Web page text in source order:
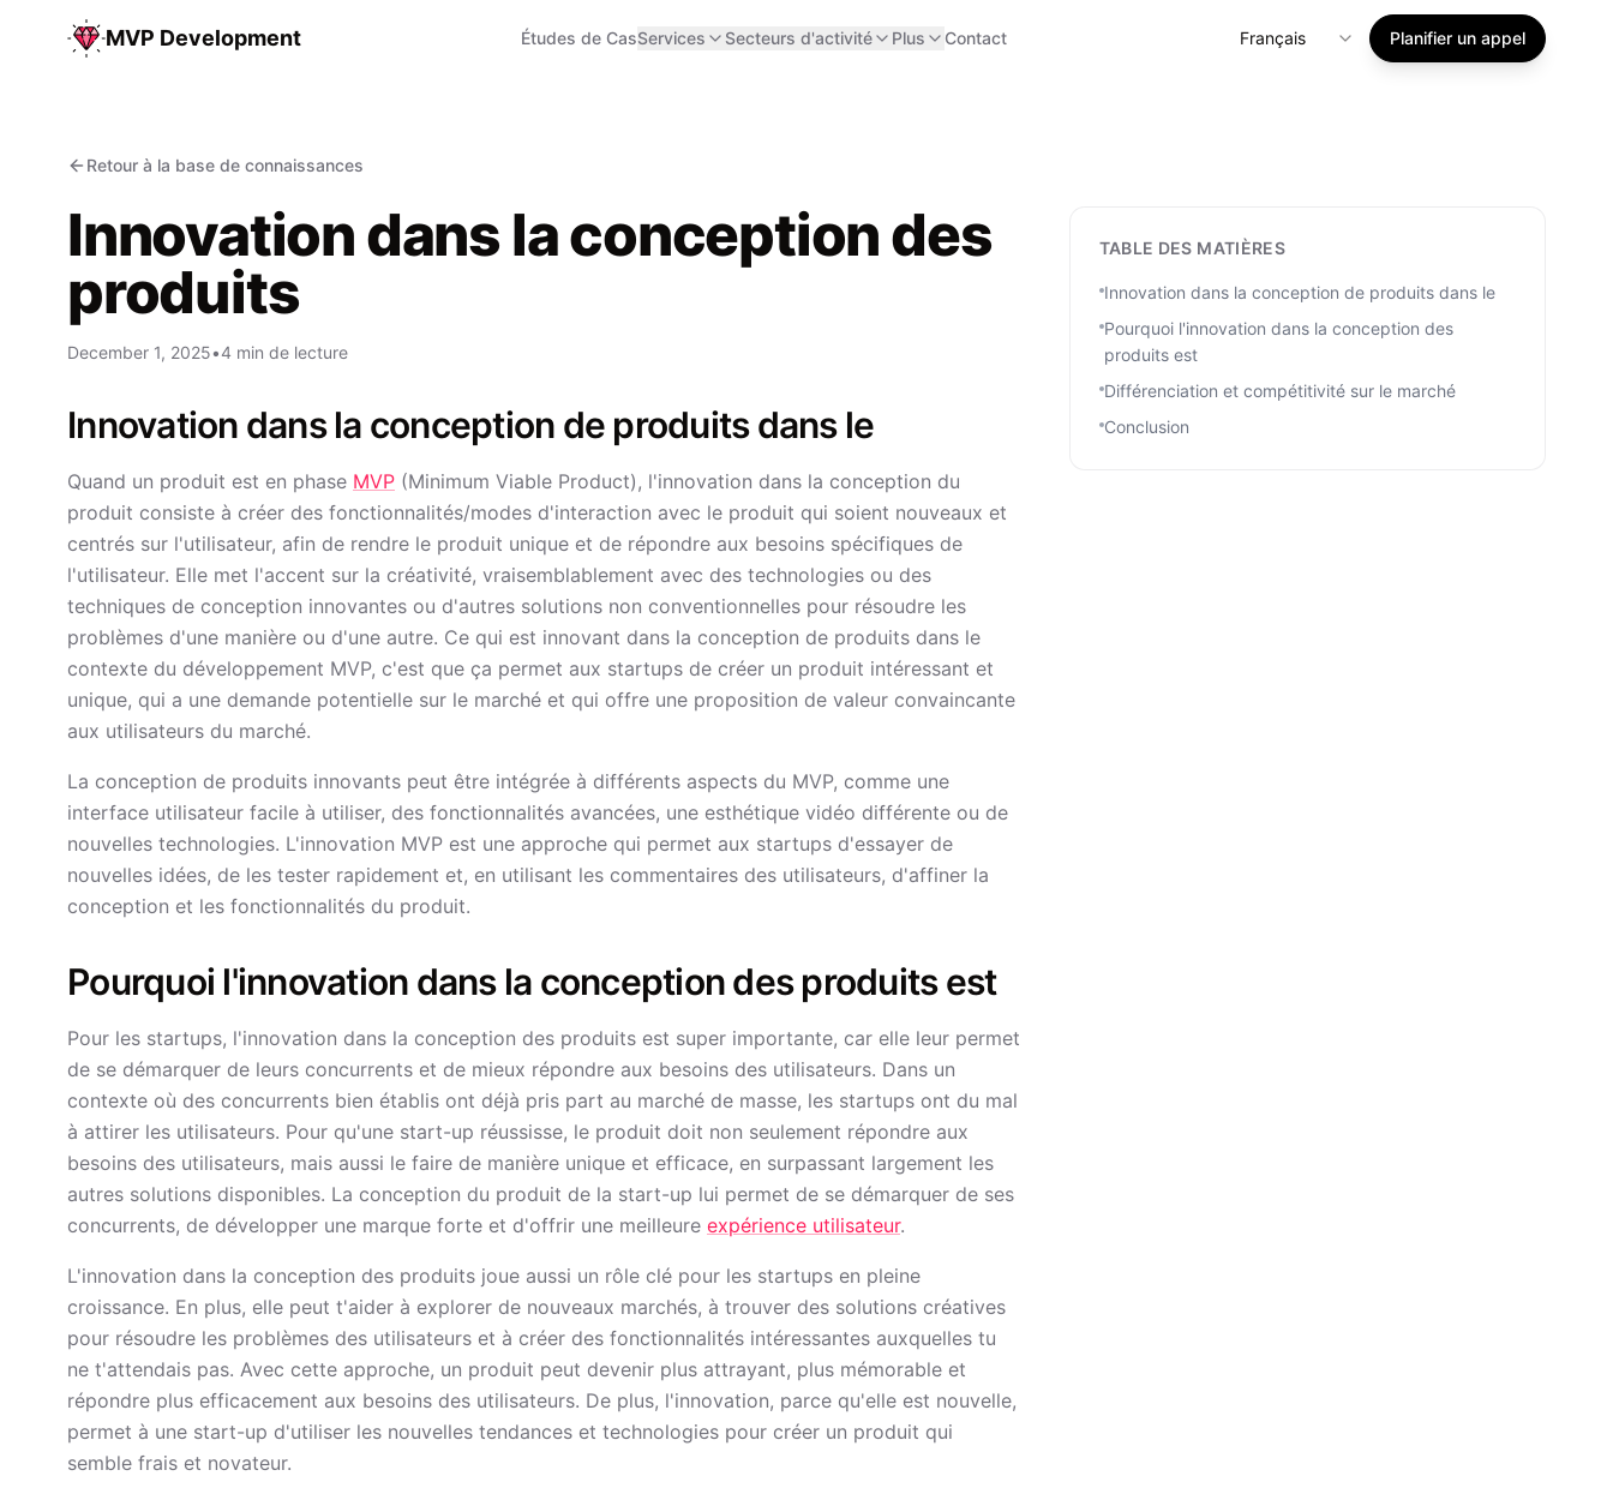
MVP Development Études de CasServices Secteurs d'activité Plus Contact Français Planifier un appel
Retour à la base de connaissances
Innovation dans la conception des
produits
December 1, 2025•4 min de lecture
Innovation dans la conception de produits dans le
Quand un produit est en phase MVP (Minimum Viable Product), l'innovation dans la conception du
produit consiste à créer des fonctionnalités/modes d'interaction avec le produit qui soient nouveaux et
centrés sur l'utilisateur, afin de rendre le produit unique et de répondre aux besoins spécifiques de
l'utilisateur. Elle met l'accent sur la créativité, vraisemblablement avec des technologies ou des
techniques de conception innovantes ou d'autres solutions non conventionnelles pour résoudre les
problèmes d'une manière ou d'une autre. Ce qui est innovant dans la conception de produits dans le
contexte du développement MVP, c'est que ça permet aux startups de créer un produit intéressant et
unique, qui a une demande potentielle sur le marché et qui offre une proposition de valeur convaincante
aux utilisateurs du marché.
La conception de produits innovants peut être intégrée à différents aspects du MVP, comme une
interface utilisateur facile à utiliser, des fonctionnalités avancées, une esthétique vidéo différente ou de
nouvelles technologies. L'innovation MVP est une approche qui permet aux startups d'essayer de
nouvelles idées, de les tester rapidement et, en utilisant les commentaires des utilisateurs, d'affiner la
conception et les fonctionnalités du produit.
Pourquoi l'innovation dans la conception des produits est
Pour les startups, l'innovation dans la conception des produits est super importante, car elle leur permet
de se démarquer de leurs concurrents et de mieux répondre aux besoins des utilisateurs. Dans un
contexte où des concurrents bien établis ont déjà pris part au marché de masse, les startups ont du mal
à attirer les utilisateurs. Pour qu'une start-up réussisse, le produit doit non seulement répondre aux
besoins des utilisateurs, mais aussi le faire de manière unique et efficace, en surpassant largement les
autres solutions disponibles. La conception du produit de la start-up lui permet de se démarquer de ses
concurrents, de développer une marque forte et d'offrir une meilleure expérience utilisateur.
L'innovation dans la conception des produits joue aussi un rôle clé pour les startups en pleine
croissance. En plus, elle peut t'aider à explorer de nouveaux marchés, à trouver des solutions créatives
pour résoudre les problèmes des utilisateurs et à créer des fonctionnalités intéressantes auxquelles tu
ne t'attendais pas. Avec cette approche, un produit peut devenir plus attrayant, plus mémorable et
répondre plus efficacement aux besoins des utilisateurs. De plus, l'innovation, parce qu'elle est nouvelle,
permet à une start-up d'utiliser les nouvelles tendances et technologies pour créer un produit qui
semble frais et novateur.
TABLE DES MATIÈRES
Innovation dans la conception de produits dans le
Pourquoi l'innovation dans la conception des
produits est
Différenciation et compétitivité sur le marché
Conclusion